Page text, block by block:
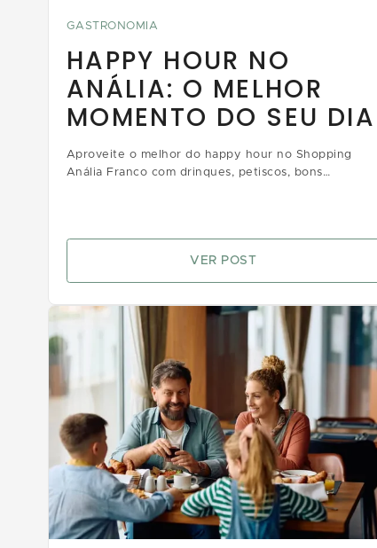
GASTRONOMIA
HAPPY HOUR NO
ANÁLIA: O MELHOR
MOMENTO DO SEU DIA
Aproveite o melhor do happy hour no Shopping
Anália Franco com drinques, petiscos, bons
VER POST